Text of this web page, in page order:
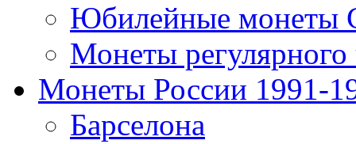
Юбилейные
Монеты
Монеты России 1991-
Барселона